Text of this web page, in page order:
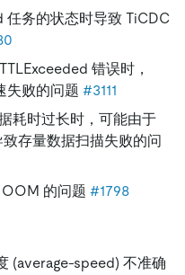
务的状态时导致 TiCDC
错误时，
失败的问题 #3111
耗时过长时，可能由于
存量数据扫描失败的问
的问题 #1798
(average-speed) 不准确